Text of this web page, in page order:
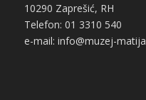
10290 Zaprešić, RH
Telefon: 01 3310 540
e-mail: info@muzej-